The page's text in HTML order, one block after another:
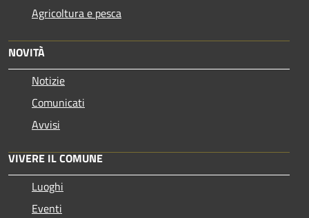
Agricoltura e pesca
NOVITÀ
Notizie
Comunicati
Avvisi
VIVERE IL COMUNE
Luoghi
Eventi